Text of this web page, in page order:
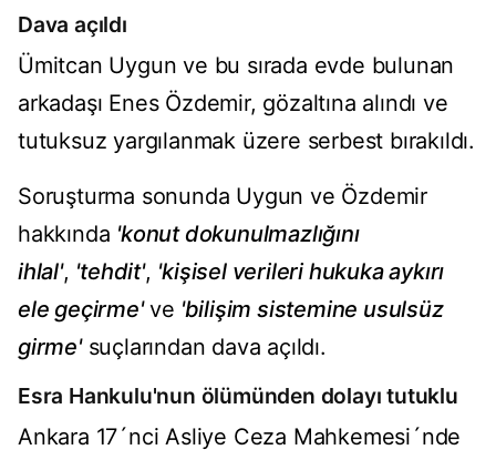
Dava açıldı
Ümitcan Uygun ve bu sırada evde bulunan
arkadaşı Enes Özdemir, gözaltına alındı ve
tutuksuz yargılanmak üzere serbest bırakıldı.
Soruşturma sonunda Uygun ve Özdemir
hakkında 'konut dokunulmazlığını
ihlal', 'tehdit', 'kişisel verileri hukuka aykırı
ele geçirme've 'bilişim sistemine usulsüz
girme'suçlarından dava açıldı.
Esra Hankulu'nun ölümünden dolayı tutuklu
Ankara 17´nci Asliye Ceza Mahkemesi´nde